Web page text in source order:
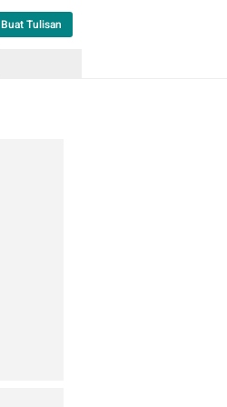
Buat Tulisan